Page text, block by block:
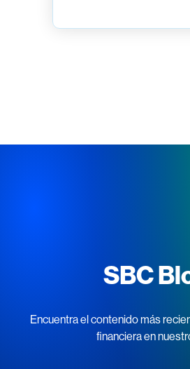
SBC
Encuentra el contenido más
financiera en